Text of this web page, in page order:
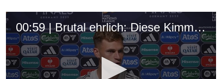
00:59 | Brutal ehrlich: Diese Kimmich-Analyse tut weh